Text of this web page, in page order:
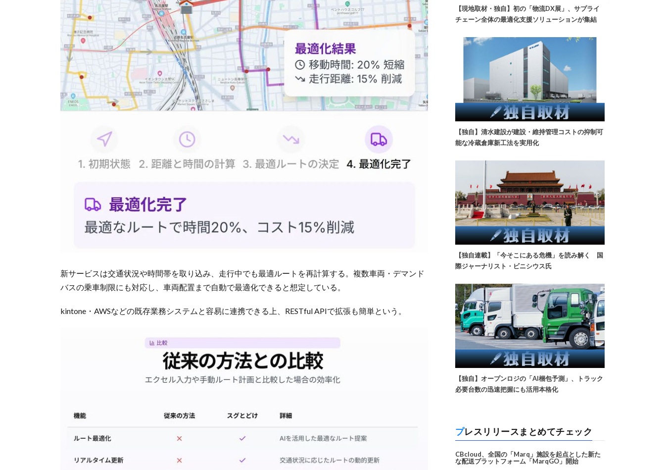
新サービスは交通状況や時間帯を取り込み、走行中でも最適ルートを再計算する。複数車両・デマンド
バスの乗車制限にも対応し、車両配置まで自動で最適化できると想定している。
kintone・AWSなどの既存業務システムと容易に連携できる上、RESTful APIで拡張も簡単という。
【現地取材・独自】初の「物流DX展」、サプライ
チェーン全体の最適化支援ソリューションが集結
【独自】清水建設が建設・維持管理コストの抑制可
能な冷蔵倉庫新工法を実用化
【独自連載】「今そこにある危機」を読み解く 国
際ジャーナリスト・ビニシウス氏
【独自】オープンロジの「AI梱包予測」、トラック
必要台数の迅速把握にも活用本格化
プレスリリースまとめてチェック
CBcloud、全国の「Marq」施設を起点とした新た
な配送プラットフォーム「MarqGO」開始